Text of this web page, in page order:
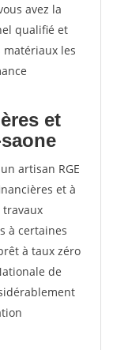
avez la
qualifié et
les
et
artisan RGE
et à
travaux
à certaines
à taux zéro
de